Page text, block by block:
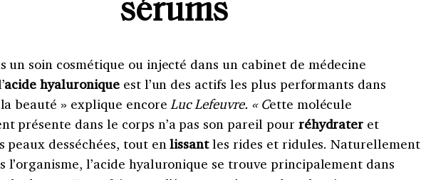
sérums
un soin cosmétique ou injecté dans un cabinet de médecine
acide hyaluroniqueest l’un des actifs les plus performants dans
beauté » explique encoreLuc Lefeuvre. « Cette molécule
présente dans le corps n’a pas son pareil pour réhydrater et
peaux desséchées, tout enlissantles rides et ridules. Naturellement
l’organisme, l’acide hyaluronique se trouve principalement dans